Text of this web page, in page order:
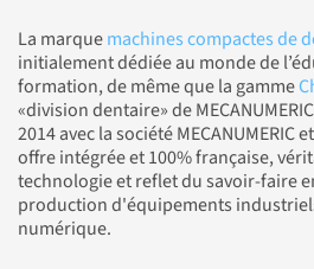
La marquemachines compactes de
initialement dédiée au monde de
formation, de même que la gamme
«division dentaire» de
2014 avec la société MECANUMERIC
offre intégrée et 100% française,
technologie et reflet du savoir-faire
production d'équipements
numérique.